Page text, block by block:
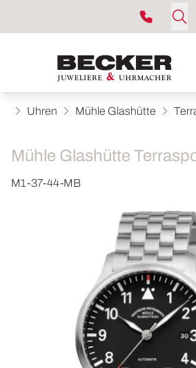
ROLEX
UHREN
SCHMUCK
HOCHZEIT
ACCESSOIRES
Uhren Mühle Glashütte
Mühle Glashütte
M1-37-44-MB